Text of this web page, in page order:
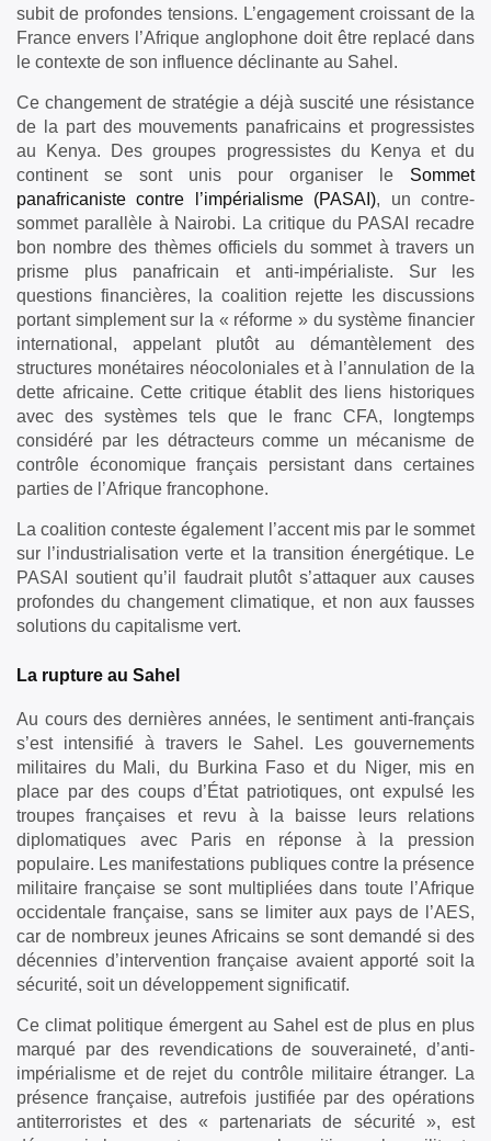
subit de profondes tensions. L’engagement croissant de la
France envers l’Afrique anglophone doit être replacé dans
le contexte de son influence déclinante au Sahel.
Ce changement de stratégie a déjà suscité une résistance
de la part des mouvements panafricains et progressistes
au Kenya. Des groupes progressistes du Kenya et du
continent se sont unis pour organiser le Sommet
panafricaniste contre l’impérialisme (PASAI), un contre-
sommet parallèle à Nairobi. La critique du PASAI recadre
bon nombre des thèmes officiels du sommet à travers un
prisme plus panafricain et anti-impérialiste. Sur les
questions financières, la coalition rejette les discussions
portant simplement sur la « réforme » du système financier
international, appelant plutôt au démantèlement des
structures monétaires néocoloniales et à l’annulation de la
dette africaine. Cette critique établit des liens historiques
avec des systèmes tels que le franc CFA, longtemps
considéré par les détracteurs comme un mécanisme de
contrôle économique français persistant dans certaines
parties de l’Afrique francophone.
La coalition conteste également l’accent mis par le sommet
sur l’industrialisation verte et la transition énergétique. Le
PASAI soutient qu’il faudrait plutôt s’attaquer aux causes
profondes du changement climatique, et non aux fausses
solutions du capitalisme vert.
La rupture au Sahel
Au cours des dernières années, le sentiment anti-français
s’est intensifié à travers le Sahel. Les gouvernements
militaires du Mali, du Burkina Faso et du Niger, mis en
place par des coups d’État patriotiques, ont expulsé les
troupes françaises et revu à la baisse leurs relations
diplomatiques avec Paris en réponse à la pression
populaire. Les manifestations publiques contre la présence
militaire française se sont multipliées dans toute l’Afrique
occidentale française, sans se limiter aux pays de l’AES,
car de nombreux jeunes Africains se sont demandé si des
décennies d’intervention française avaient apporté soit la
sécurité, soit un développement significatif.
Ce climat politique émergent au Sahel est de plus en plus
marqué par des revendications de souveraineté, d’anti-
impérialisme et de rejet du contrôle militaire étranger. La
présence française, autrefois justifiée par des opérations
antiterroristes et des « partenariats de sécurité », est